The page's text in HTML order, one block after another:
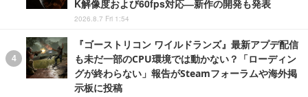
K解像度および60fps対応―新作の開発も発表
2026.8.7 Fri 1:54
『ゴーストリコン ワイルドランズ』最新アプデ配信
も未だ一部のCPU環境では動かない？「ローディン
グが終わらない」報告がSteamフォーラムや海外掲
示板に投稿